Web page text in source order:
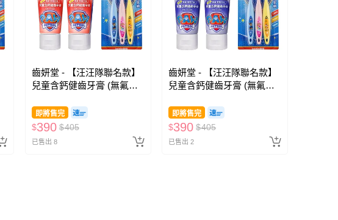
齒妍堂 - 【汪汪隊聯名款】
兒童含鈣健齒牙膏 (無氟，
毛牙刷-3入
即將售完
$390 $405
已售出 8
齒妍堂 - 【汪汪隊聯名款】
兒童含鈣健齒牙膏 (無氟，
毛牙刷-3入
即將售完
$390 $405
已售出 2